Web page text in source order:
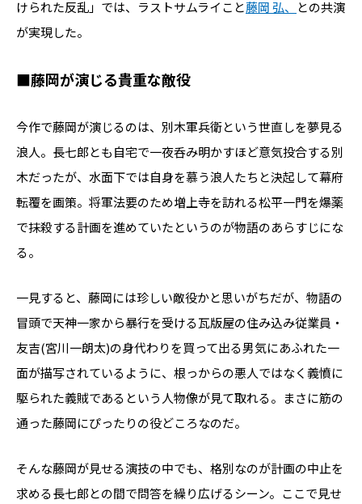
けられた反乱」では、ラストサムライこと藤岡 弘、
との共演
が実現した。
■藤岡が演じる貴重な敵役
今作で藤岡が演じるのは、別木軍兵衛という世直しを夢見る
浪人。長七郎とも自宅で一夜呑み明かすほど意気投合する別
木だったが、水面下では自身を慕う浪人たちと決起して幕府
転覆を画策。将軍法要のため増上寺を訪れる松平一門を爆薬
で抹殺する計画を進めていたというのが物語のあらすじにな
る。
一見すると、藤岡には珍しい敵役かと思いがちだが、物語の
冒頭で天神一家から暴行を受ける瓦版屋の住み込み従業員・
友吉(宮川一朗太)の身代わりを買って出る男気にあふれた一
面が描写されているように、根っからの悪人ではなく義憤に
駆られた義賊であるという人物像が見て取れる。まさに筋の
通った藤岡にぴったりの役どころなのだ。
そんな藤岡が見せる演技の中でも、格別なのが計画の中止を
求める長七郎との間で問答を繰り広げるシーン。ここで見せ